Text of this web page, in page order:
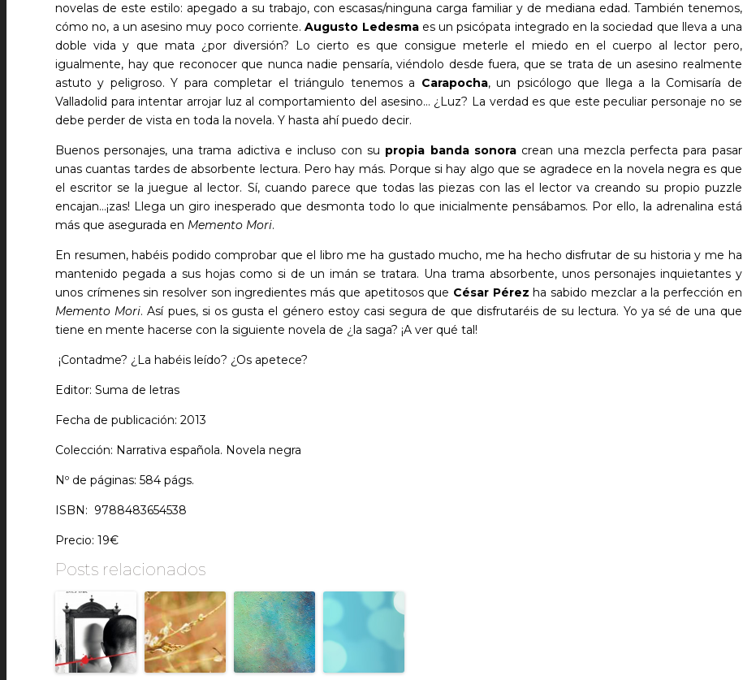
novelas de este estilo: apegado a su trabajo, con escasas/ninguna carga familiar y de mediana edad. También tenemos,
cómo no, a un asesino muy poco corriente.Augusto Ledesmaes un psicópata integrado en la sociedad que lleva a una
doble vida y que mata ¿por diversión? Lo cierto es que consigue meterle el miedo en el cuerpo al lector pero,
igualmente, hay que reconocer que nunca nadie pensaría, viéndolo desde fuera, que se trata de un asesino realmente
astuto y peligroso. Y para completar el triángulo tenemos a Carapocha, un psicólogo que llega a la Comisaría de
Valladolid para intentar arrojar luz al comportamiento del asesino… ¿Luz? La verdad es que este peculiar personaje no se
debe perder de vista en toda la novela. Y hasta ahí puedo decir.
Buenos personajes, una trama adictiva e incluso con su propia banda sonoracrean una mezcla perfecta para pasar
unas cuantas tardes de absorbente lectura. Pero hay más. Porque si hay algo que se agradece en la novela negra es que
el escritor se la juegue al lector. Sí, cuando parece que todas las piezas con las el lector va creando su propio puzzle
encajan…¡zas! Llega un giro inesperado que desmonta todo lo que inicialmente pensábamos. Por ello, la adrenalina está
más que asegurada en Memento Mori.
En resumen, habéis podido comprobar que el libro me ha gustado mucho, me ha hecho disfrutar de su historia y me ha
mantenido pegada a sus hojas como si de un imán se tratara. Una trama absorbente, unos personajes inquietantes y
unos crímenes sin resolver son ingredientes más que apetitosos que César Pérez ha sabido mezclar a la perfección en
Memento Mori. Así pues, si os gusta el género estoy casi segura de que disfrutaréis de su lectura. Yo ya sé de una que
tiene en mente hacerse con la siguiente novela de ¿la saga? ¡A ver qué tal!
¡Contadme? ¿La habéis leído? ¿Os apetece?
Editor: Suma de letras
Fecha de publicación: 2013
Colección: Narrativa española. Novela negra
Nº de páginas: 584 págs.
ISBN: 9788483654538
Precio: 19€
Posts relacionados